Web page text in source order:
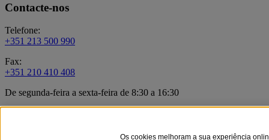
Contacte-nos
Telefone:
+351 213 500 990
Fax:
+351 210 410 408
De segunda-feira a sexta-feira de 8:30 a 16:30
Os cookies melhoram a sua experiência